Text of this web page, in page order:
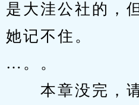
是大洼公社的，
她记不住。
…。。
本章没完，